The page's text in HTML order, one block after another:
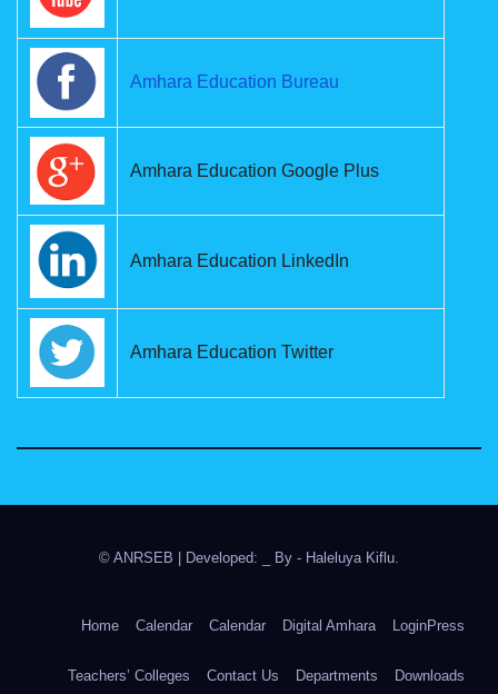
Amhara Education Bureau
Amhara Education Google Plus
Amhara Education LinkedIn
Amhara Education Twitter
© ANRSEB Developed: _ By - Haleluya Kiflu
Home Calendar Calendar Digital Amhara LoginPress
Teachers’ Colleges Contact Us Departments Downloads